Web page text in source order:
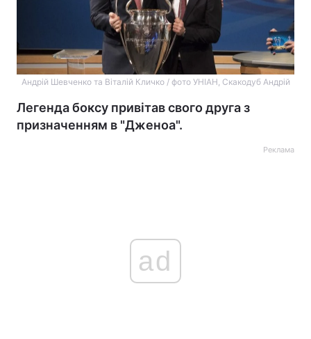
Андрій Шевченко та Віталій Кличко / фото УНІАН, Скакодуб Андрій
Легенда боксу привітав свого друга з
призначенням в "Дженоа".
Реклама
ad